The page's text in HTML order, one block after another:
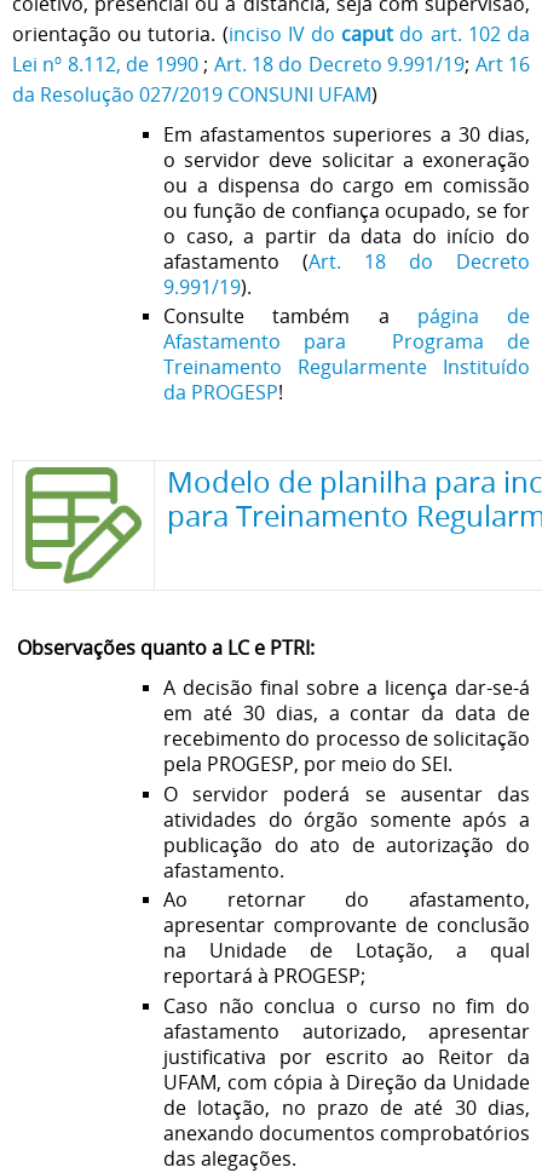
orientação ou tutoria. (inciso IV do caput do art. 102 da
Lei nº 8.112, de 1990 ; Art. 18 do Decreto 9.991/19; Art 16
da Resolução 027/2019 CONSUNI UFAM)
Em afastamentos superiores a 30 dias,
o servidor deve solicitar a exoneração
ou a dispensa do cargo em comissão
ou função de confiança ocupado, se for
o caso, a partir da data do início do
afastamento (Art. 18 do Decreto
9.991/19).
Consulte também a página de
Afastamento para Programa de
Treinamento Regularmente Instituído
da PROGESP!
Modelo de planilha para
para Treinamento
Observações quanto a LC e PTRI:
A decisão final sobre a licença dar-se-á
em até 30 dias, a contar da data de
recebimento do processo de solicitação
pela PROGESP, por meio do SEI.
O servidor poderá se ausentar das
atividades do órgão somente após a
publicação do ato de autorização do
afastamento.
Ao retornar do afastamento,
apresentar comprovante de conclusão
na Unidade de Lotação, a qual
reportará à PROGESP;
Caso não conclua o curso no fim do
afastamento autorizado, apresentar
justificativa por escrito ao Reitor da
UFAM, com cópia à Direção da Unidade
de lotação, no prazo de até 30 dias,
anexando documentos comprobatórios
das alegações.